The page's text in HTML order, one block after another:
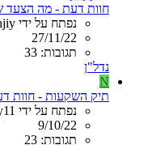
חוות דעת - מה הצעד
נפתח על ידי jinjiy
27/11/22
תגובות: 33
נדל"ן
N
תיק השקעות - חוות
נפתח על ידי n22y11
9/10/22
תגובות: 23